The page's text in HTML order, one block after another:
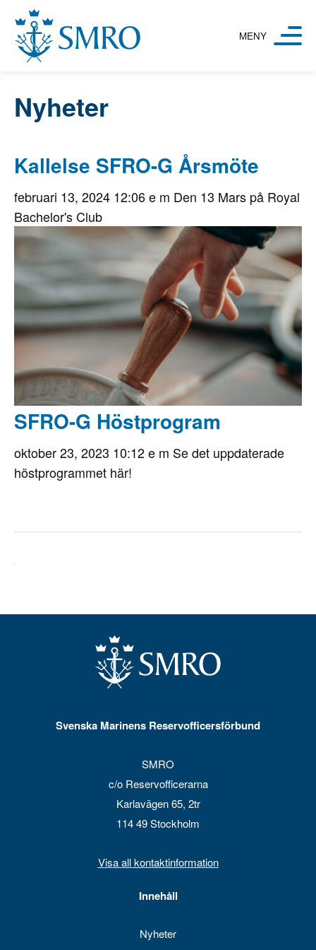
Hoppa till innehåll
Nyheter
Kallelse SFRO-G Årsmöte
februari 13, 2024 12:06 e m Den 13 Mars på Royal
Bachelor's Club
SFRO-G Höstprogram
oktober 23, 2023 10:12 e m Se det uppdaterade
höstprogrammet här!
Svenska Marinens Reservofficersförbund
SMRO
c/o Reservofficerarna
Karlavägen 65, 2tr
114 49 Stockholm
Visa all kontaktinformation
Innehåll
Nyheter